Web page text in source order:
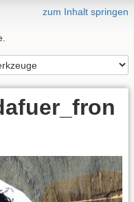
zum Inhalt springen